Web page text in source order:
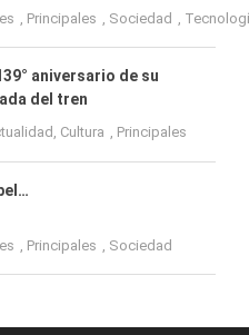
Principales Sociedad
aniversario de su
del tren
Cultura Principales
Principales Sociedad